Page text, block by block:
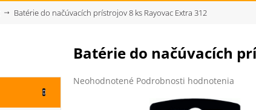
Batérie do načúvacích prístrojov 8 ks Rayovac Extra 312
Batérie do načúvacích
Priemerné
Neohodnotené Podrobnosti hodnotenia